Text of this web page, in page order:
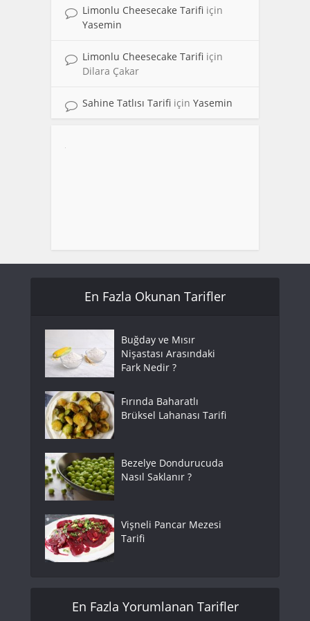
Limonlu Cheesecake Tarifi için
Yasemin
Limonlu Cheesecake Tarifi için
Dilara Çakar
Sahine Tatlısı Tarifi için Yasemin
En Fazla Okunan Tarifler
Buğday ve Mısır
Nişastası Arasındaki
Fark Nedir ?
Fırında Baharatlı
Brüksel Lahanası Tarifi
Bezelye Dondurucuda
Nasıl Saklanır ?
Vişneli Pancar Mezesi
Tarifi
En Fazla Yorumlanan Tarifler